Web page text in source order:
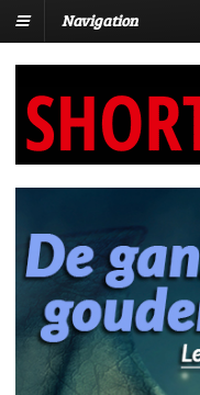
Navigation